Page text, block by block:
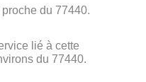
du 77440.
lié à cette
du 77440.